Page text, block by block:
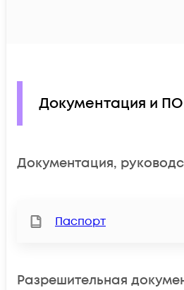
Документация и ПО
Документация,
Паспорт
Разрешительная